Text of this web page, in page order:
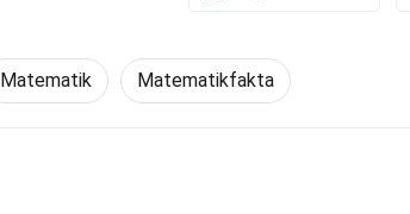
Matematik Matematikfakta